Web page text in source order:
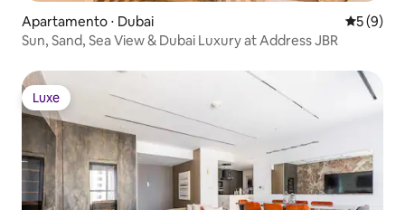
Apartamento ⋅ Dubai 5 de
5 (9)
Sun, Sand, Sea View & Dubai Luxury at Address JBR
Luxe
Luxe